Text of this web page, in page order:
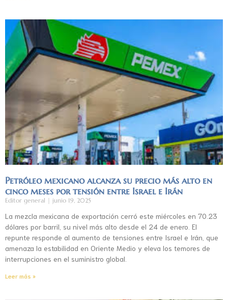
Petróleo mexicano alcanza su precio más alto en
cinco meses por tensión entre Israel e Irán
Editor general junio 19, 2025
La mezcla mexicana de exportación cerró este miércoles en 70.23
dólares por barril, su nivel más alto desde el 24 de enero. El
repunte responde al aumento de tensiones entre Israel e Irán, que
amenaza la estabilidad en Oriente Medio y eleva los temores de
interrupciones en el suministro global.
Leer más »